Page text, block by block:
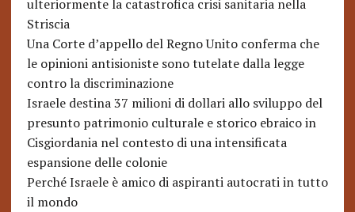
ulteriormente la catastrofica crisi sanitaria nella
Striscia
Una Corte d’appello del Regno Unito conferma che
le opinioni antisioniste sono tutelate dalla legge
contro la discriminazione
Israele destina 37 milioni di dollari allo sviluppo del
presunto patrimonio culturale e storico ebraico in
Cisgiordania nel contesto di una intensificata
espansione delle colonie
Perché Israele è amico di aspiranti autocrati in tutto
il mondo